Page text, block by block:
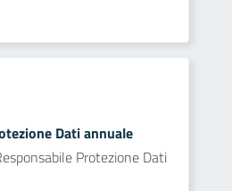
Dati annuale
Protezione Dati